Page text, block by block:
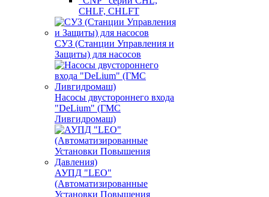
CHLF, CHLFT
СУЗ (Станции Управления и
Защиты) для насосов
Насосы двустороннего входа
"DeLium" (ГМС
Ливгидромаш)
АУПД "LEO"
(Автоматизированные
Установки Повышения